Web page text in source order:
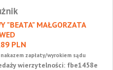
"BEATA" MAŁGORZATA
PLN
zapłaty/wyrokiem sądu
wierzytelności: fbe1458e